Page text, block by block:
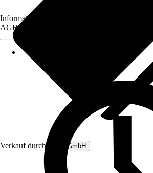
Verkauf durch: B&L GmbH
Informationen des Verkäufers, wie z. B.
AGB, finden Sie bei Klick auf den